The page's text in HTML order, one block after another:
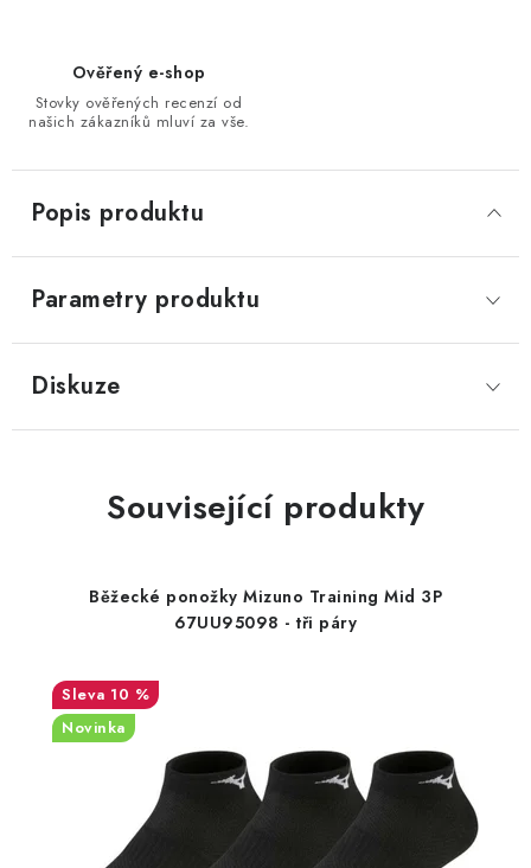
Ověřený e-shop
Stovky ověřených recenzí od
našich zákazníků mluví za vše.
Popis produktu
Parametry produktu
Diskuze
Související produkty
Běžecké ponožky Mizuno Training Mid 3P
67UU95098 - tři páry
10 %
Novinka